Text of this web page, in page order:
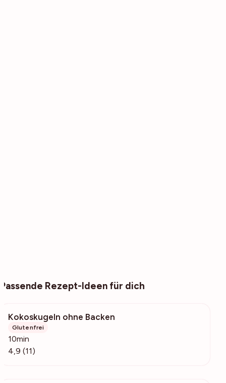
Passende Rezept-Ideen für dich
Kokoskugeln ohne Backen
Glutenfrei
10min
4,9 (11)